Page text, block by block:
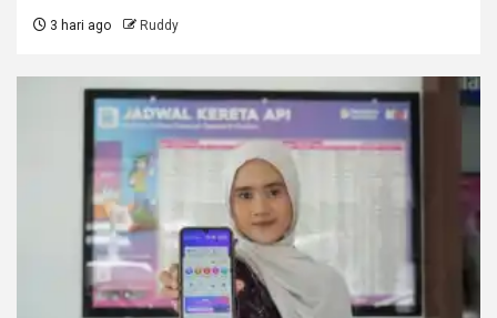
3 hari ago Ruddy